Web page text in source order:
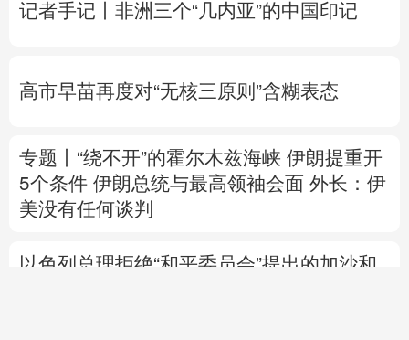
记者手记丨非洲三个“几内亚”的中国印记
高市早苗再度对“无核三原则”含糊表态
专题丨 “绕不开”的霍尔木兹海峡 伊朗提重开
5个条件 伊朗总统与最高领袖会面 外长：伊
美没有任何谈判
以色列总理拒绝“和平委员会”提出的加沙和